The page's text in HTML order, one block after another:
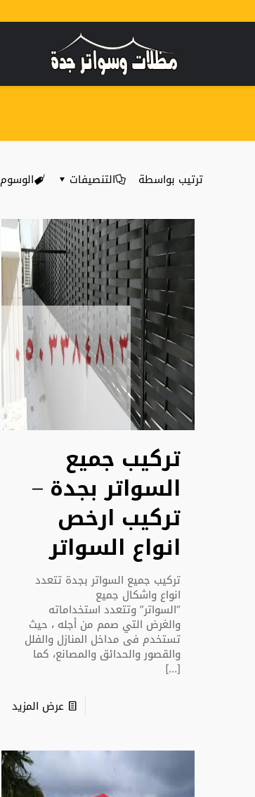
ترتيب بواسطة التنصيفات الوسوم
تركيب جميع
السواتر بجدة –
تركيب ارخص
انواع السواتر
تركيب جميع السواتر بجدة تتعدد
انواع واشكال جميع
“السواتر” وتتعدد استخداماته
والغرض التي صمم من أجله ، حيث
تستخدم فى مداخل المنازل والفلل
والقصور والحدائق والمصانع، كما
[…]
عرض المزيد